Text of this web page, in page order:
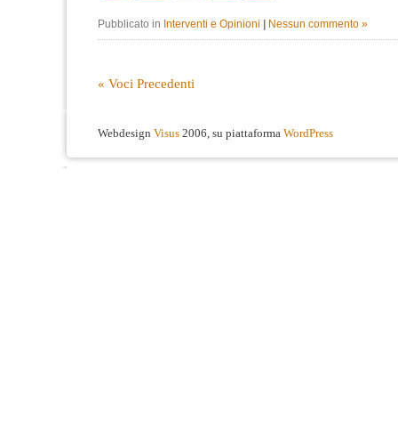
Pubblicato in Interventi e Opinioni | Nessun commento »
« Voci Precedenti
Webdesign Visus 2006, su piattaforma WordPress